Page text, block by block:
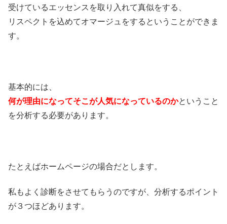
受けているエッセンスを取り入れて真似をする、
リスペクトを込めてオマージュをするということができま
す。
基本的には、
何が理由になってそこが人気になっているのかということ
を分析する必要があります。
たとえばホームページの場合だとします。
私もよく診断をさせてもらうのですが、分析するポイント
が３つほどあります。